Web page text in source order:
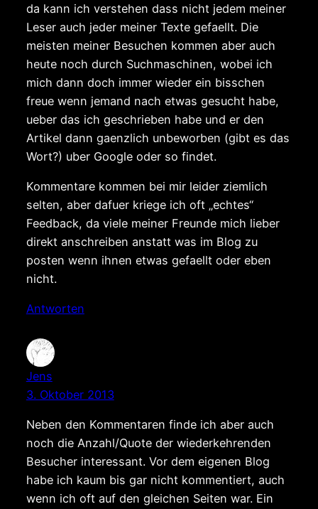
da kann ich verstehen dass nicht jedem meiner
Leser auch jeder meiner Texte gefaellt. Die
meisten meiner Besuchen kommen aber auch
heute noch durch Suchmaschinen, wobei ich
mich dann doch immer wieder ein bisschen
freue wenn jemand nach etwas gesucht habe,
ueber das ich geschrieben habe und er den
Artikel dann gaenzlich unbeworben (gibt es das
Wort?) uber Google oder so findet.
Kommentare kommen bei mir leider ziemlich
selten, aber dafuer kriege ich oft „echtes“
Feedback, da viele meiner Freunde mich lieber
direkt anschreiben anstatt was im Blog zu
posten wenn ihnen etwas gefaellt oder eben
nicht.
Antworten
Jens
3. Oktober 2013
Neben den Kommentaren finde ich aber auch
noch die Anzahl/Quote der wiederkehrenden
Besucher interessant. Vor dem eigenen Blog
habe ich kaum bis gar nicht kommentiert, auch
wenn ich oft auf den gleichen Seiten war. Ein